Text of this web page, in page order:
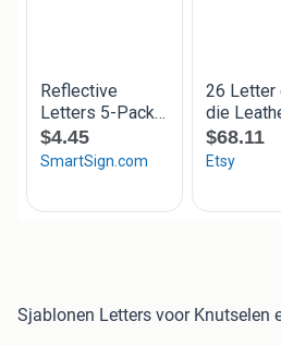
Sjablonen Letters voor Knutselen